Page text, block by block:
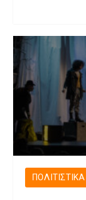
ΠΟΛΙΤΙΣΤΙΚΆ